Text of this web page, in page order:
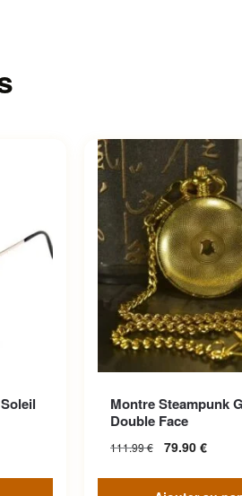
Montre Steampunk
Double Face
111.99€ 79.90 €